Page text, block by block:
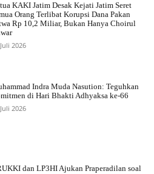
KAKI Jatim Desak Kejati Jatim Seret
Orang Terlibat Korupsi Dana Pakan
Rp 10,2 Miliar, Bukan Hanya Choirul
2026
Indra Muda Nasution: Teguhkan
di Hari Bhakti Adhyaksa ke-66
2026
dan LP3HI Ajukan Praperadilan soal